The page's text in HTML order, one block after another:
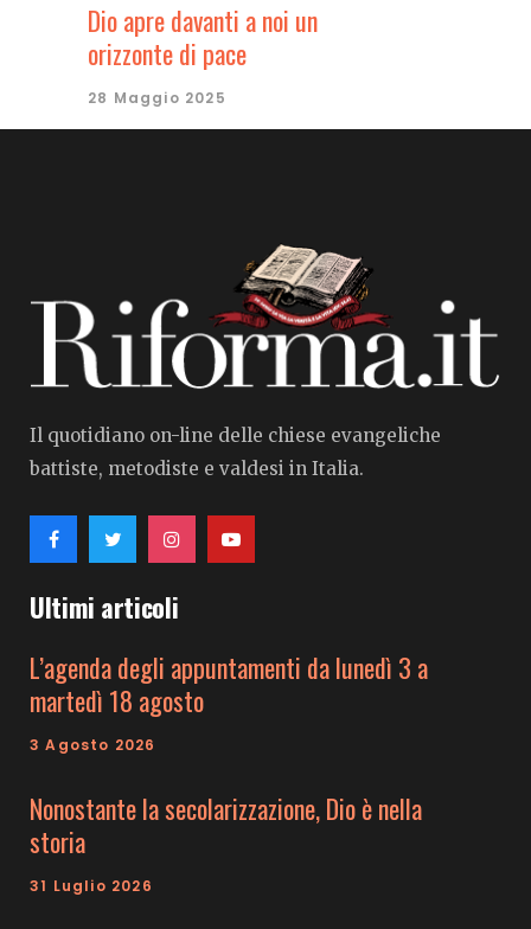
Dio apre davanti a noi un
orizzonte di pace
28 Maggio 2025
Il quotidiano on-line delle chiese evangeliche
battiste, metodiste e valdesi in Italia.
Ultimi articoli
L’agenda degli appuntamenti da lunedì 3 a
martedì 18 agosto
3 Agosto 2026
Nonostante la secolarizzazione, Dio è nella
storia
31 Luglio 2026